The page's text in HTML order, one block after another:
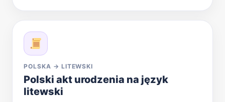
POLSKA → LITEWSKI
Polski akt urodzenia na język
litewski